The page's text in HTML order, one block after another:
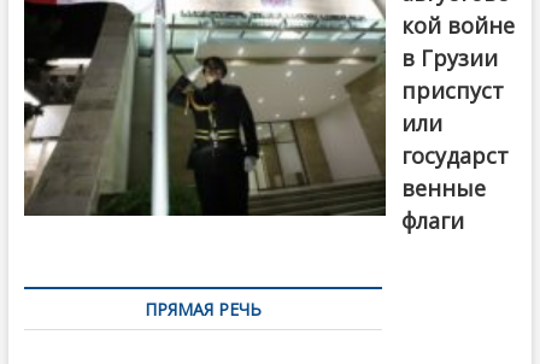
кой войне
в Грузии
приспуст
или
государст
венные
флаги
ПРЯМАЯ РЕЧЬ